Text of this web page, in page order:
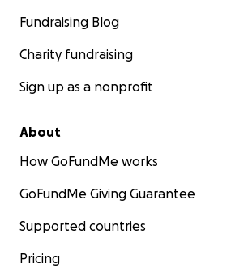
Fundraising Blog
Charity fundraising
Sign up as a nonprofit
About
How GoFundMe works
GoFundMe Giving Guarantee
Supported countries
Pricing